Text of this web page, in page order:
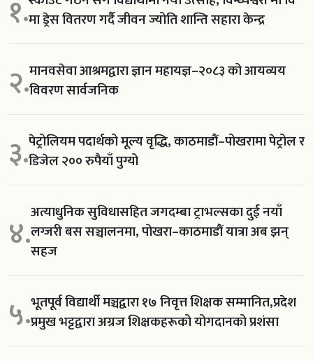
१.मा ड्रेस वितरण गर्दै जीवन ज्योति शान्ति सहारा केन्द्र
२.मानवसेवा आश्रमद्वारा ज्ञान महायज्ञ–२०८३ को आयव्यय
विवरण सार्वजनिक
३.पेट्रोलियम पदार्थको मूल्य वृद्धि, काठमाडौं–पोखरामा पेट्रोल र
डिजेल २०० रुपैयाँ पुग्यो
४.अत्याधुनिक सुविधासहित जगदम्बा ट्राभल्सका दुई नयाँ
लग्जरी बस सञ्चालनमा, पोखरा–काठमाडौं यात्रा अब झन्
सहज
५.भूतपूर्व विद्यार्थी मञ्चद्वारा १७ निवृत्त शिक्षक सम्मानित,प्रदेश
प्रमुख भट्टद्वारा अग्रज शिक्षकहरूको योगदानको प्रशंसा